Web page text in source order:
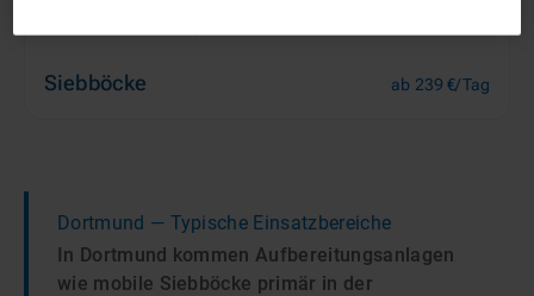
Siebböcke ab 239 €/Tag
Dortmund — Typische Einsatzbereiche
In Dortmund kommen Aufbereitungsanlagen
wie mobile Siebböcke primär in der